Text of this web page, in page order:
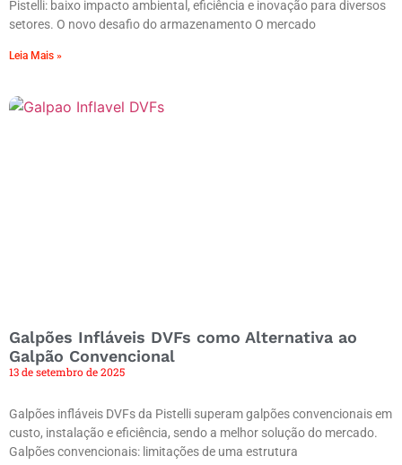
Pistelli: baixo impacto ambiental, eficiência e inovação para diversos
setores. O novo desafio do armazenamento O mercado
Leia Mais »
Galpões Infláveis DVFs como Alternativa ao
Galpão Convencional
13 de setembro de 2025
Galpões infláveis DVFs da Pistelli superam galpões convencionais em
custo, instalação e eficiência, sendo a melhor solução do mercado.
Galpões convencionais: limitações de uma estrutura